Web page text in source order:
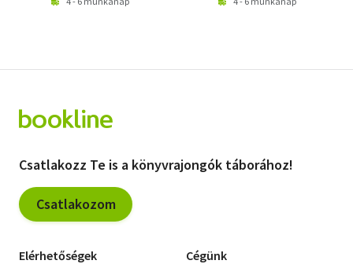
Csatlakozz Te is a könyvrajongók táborához!
Csatlakozom
Elérhetőségek Cégünk